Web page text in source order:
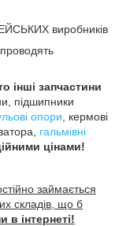
виробників
інші запчастини
підшипники
опори , кермові
гальмівні
цінами!
займається
складів, що б
в інтернеті!